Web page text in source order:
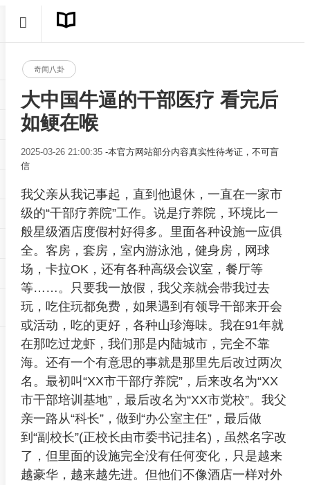
奇闻八卦
大中国牛逼的干部医疗 看完后
如鲠在喉
2025-03-26 21:00:35 -本官方网站部分内容真实性待考证，不可盲
信
我父亲从我记事起，直到他退休，一直在一家市
级的“干部疗养院”工作。说是疗养院，环境比一
般星级酒店度假村好得多。里面各种设施一应俱
全。客房，套房，室内游泳池，健身房，网球
场，卡拉OK，还有各种高级会议室，餐厅等
等……。只要我一放假，我父亲就会带我过去
玩，吃住玩都免费，如果遇到有领导干部来开会
或活动，吃的更好，各种山珍海味。我在91年就
在那吃过龙虾，我们那是内陆城市，完全不靠
海。还有一个有意思的事就是那里先后改过两次
名。最初叫“XX市干部疗养院”，后来改名为“XX
市干部培训基地”，最后改名为“XX市党校”。我父
亲一路从“科长”，做到“办公室主任”，最后做
到“副校长”(正校长由市委书记挂名)，虽然名字改
了，但里面的设施完全没有任何变化，只是越来
越豪华，越来越先进。但他们不像酒店一样对外